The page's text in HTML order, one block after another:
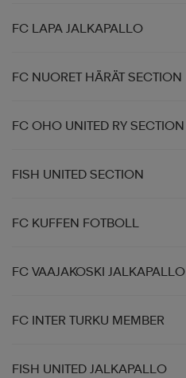
FC LAPA JALKAPALLO
FC NUORET HÄRÄT SECTION
FC OHO UNITED RY SECTION
FISH UNITED SECTION
FC KUFFEN FOTBOLL
FC VAAJAKOSKI JALKAPALLO
FC INTER TURKU MEMBER
FISH UNITED JALKAPALLO